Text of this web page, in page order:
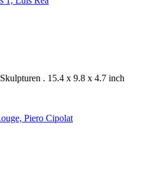
Skulpturen . 15.4 x 9.8 x 4.7 inch